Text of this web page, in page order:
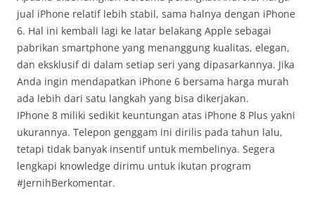
jual iPhone relatif lebih stabil, sama halnya dengan iPhone
6. Hal ini kembali lagi ke latar belakang Apple sebagai
pabrikan smartphone yang menanggung kualitas, elegan,
dan eksklusif di dalam setiap seri yang dipasarkannya. Jika
Anda ingin mendapatkan iPhone 6 bersama harga murah
ada lebih dari satu langkah yang bisa dikerjakan.
IPhone 8 miliki sedikit keuntungan atas iPhone 8 Plus yakni
ukurannya. Telepon genggam ini dirilis pada tahun lalu,
tetapi tidak banyak insentif untuk membelinya. Segera
lengkapi knowledge dirimu untuk ikutan program
#JernihBerkomentar.